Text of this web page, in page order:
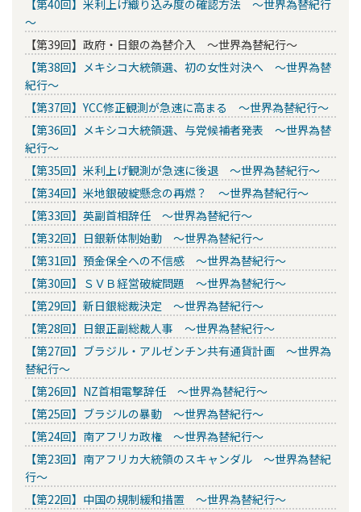
【第40回】米利上げ織り込み度の確認方法 ～世界為替紀行
～
【第39回】政府・日銀の為替介入 ～世界為替紀行～
【第38回】メキシコ大統領選、初の女性対決へ ～世界為替
紀行～
【第37回】YCC修正観測が急速に高まる ～世界為替紀行～
【第36回】メキシコ大統領選、与党候補者発表 ～世界為替
紀行～
【第35回】米利上げ観測が急速に後退 ～世界為替紀行～
【第34回】米地銀破綻懸念の再燃？ ～世界為替紀行～
【第33回】英副首相辞任 ～世界為替紀行～
【第32回】日銀新体制始動 ～世界為替紀行～
【第31回】預金保全への不信感 ～世界為替紀行～
【第30回】ＳＶＢ経営破綻問題 ～世界為替紀行～
【第29回】新日銀総裁決定 ～世界為替紀行～
【第28回】日銀正副総裁人事 ～世界為替紀行～
【第27回】ブラジル・アルゼンチン共有通貨計画 ～世界為
替紀行～
【第26回】NZ首相電撃辞任 ～世界為替紀行～
【第25回】ブラジルの暴動 ～世界為替紀行～
【第24回】南アフリカ政権 ～世界為替紀行～
【第23回】南アフリカ大統領のスキャンダル ～世界為替紀
行～
【第22回】中国の規制緩和措置 ～世界為替紀行～